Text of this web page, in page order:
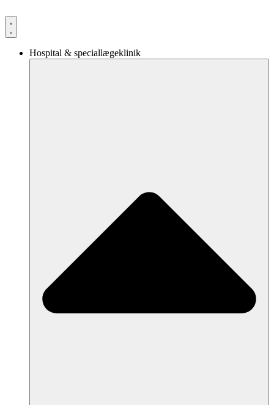
til
indhold
Hospital & speciallægeklinik